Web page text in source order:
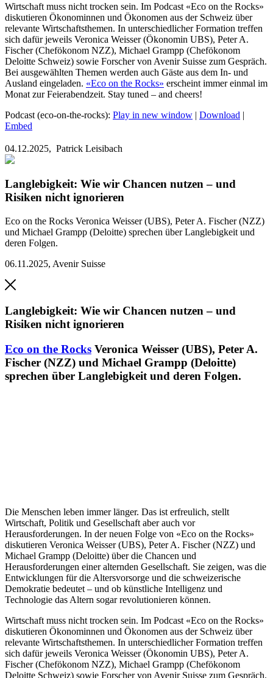
Wirtschaft muss nicht trocken sein. Im Podcast «Eco on the Rocks»
diskutieren Ökonominnen und Ökonomen aus der Schweiz über
relevante Wirtschaftsthemen. In unterschiedlicher Formation treffen
sich dafür jeweils Veronica Weisser (Ökonomin UBS), Peter A.
Fischer (Chefökonom NZZ), Michael Grampp (Chefökonom
Deloitte Schweiz) sowie Forscher von Avenir Suisse zum Gespräch.
Bei ausgewählten Themen werden auch Gäste aus dem In- und
Ausland eingeladen. «Eco on the Rocks» erscheint immer einmal im
Monat zur Feierabendzeit. Stay tuned – and cheers!
Podcast (eco-on-the-rocks): Play in new window | Download |
Embed
04.12.2025, Patrick Leisibach
Langlebigkeit: Wie wir Chancen nutzen – und
Risiken nicht ignorieren
Eco on the Rocks Veronica Weisser (UBS), Peter A. Fischer (NZZ)
und Michael Grampp (Deloitte) sprechen über Langlebigkeit und
deren Folgen.
06.11.2025, Avenir Suisse
Langlebigkeit: Wie wir Chancen nutzen – und
Risiken nicht ignorieren
Eco on the Rocks Veronica Weisser (UBS), Peter A.
Fischer (NZZ) und Michael Grampp (Deloitte)
sprechen über Langlebigkeit und deren Folgen.
Die Menschen leben immer länger. Das ist erfreulich, stellt
Wirtschaft, Politik und Gesellschaft aber auch vor
Herausforderungen. In der neuen Folge von «Eco on the Rocks»
diskutieren Veronica Weisser (UBS), Peter A. Fischer (NZZ) und
Michael Grampp (Deloitte) über die Chancen und
Herausforderungen einer alternden Gesellschaft. Sie zeigen, was die
Entwicklungen für die Altersvorsorge und die schweizerische
Demokratie bedeutet – und ob künstliche Intelligenz und
Technologie das Altern sogar revolutionieren können.
Wirtschaft muss nicht trocken sein. Im Podcast «Eco on the Rocks»
diskutieren Ökonominnen und Ökonomen aus der Schweiz über
relevante Wirtschaftsthemen. In unterschiedlicher Formation treffen
sich dafür jeweils Veronica Weisser (Ökonomin UBS), Peter A.
Fischer (Chefökonom NZZ), Michael Grampp (Chefökonom
Deloitte Schweiz) sowie Forscher von Avenir Suisse zum Gespräch.